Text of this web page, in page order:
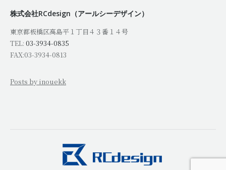
株式会社RCdesign（アールシーデザイン）
東京都板橋区高島平１丁目４３番１４号
TEL: 03-3934-0835
FAX:03-3934-0813
Posts by inouekk